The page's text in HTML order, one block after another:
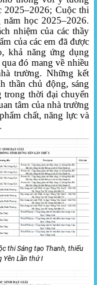
2025–2026; Cuộc thi
học 2025–2026.
nhiệm của các thầy
của các em đã được
khả năng ứng dụng
đó mang về nhiều
trường. Những kết
thần chủ động, sáng
trong thời đại chuyển
tâm của nhà trường
chất, năng lực và
thi Sáng tạo Thanh, thiếu
Yên Lần thứ I